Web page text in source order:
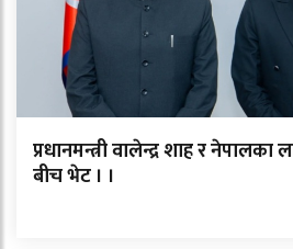
प्रधानमन्त्री वालेन्द्र शाह र
बीच भेट । ।